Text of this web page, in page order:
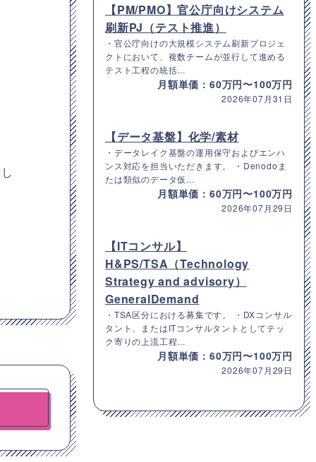
【PM/PMO】官公庁向けシステム
刷新PJ（テスト推進）
・官公庁向けの大規模システム刷新プロジェ
クトにおいて、複数チームが並行して進める
テスト工程の統括...
月額単価：60万円〜100万円
2026年07月31日
【データ基盤】化学/素材
・データレイク基盤の運用保守およびエンハ
ンス対応を担当いただきます。 ・Denodoま
たは類似のデータ仮...
月額単価：60万円〜100万円
2026年07月29日
【ITコンサル】
H&PS/TSA（Technology
Strategy and advisory）
GeneralDemand
・TSA区分における募集です。 ・DXコンサル
タント、またはITコンサルタントとしてテッ
ク寄りの上流工程...
月額単価：60万円〜100万円
2026年07月29日